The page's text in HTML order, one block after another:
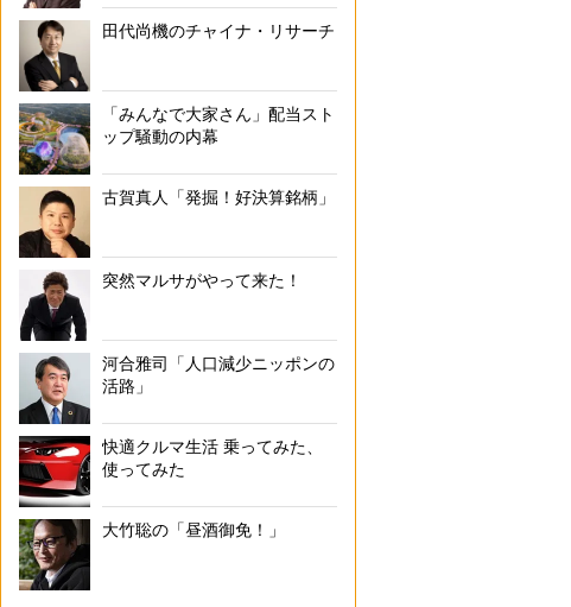
中ロの国境に位置する街・黒河の市場。背後にはロシア人作家・プーシキ
田代尚機のチャイナ・リサーチ
「みんなで大家さん」配当スト
ップ騒動の内幕
古賀真人「発掘！好決算銘柄」
突然マルサがやって来た！
河合雅司「人口減少ニッポンの
活路」
快適クルマ生活 乗ってみた、
使ってみた
大竹聡の「昼酒御免！」